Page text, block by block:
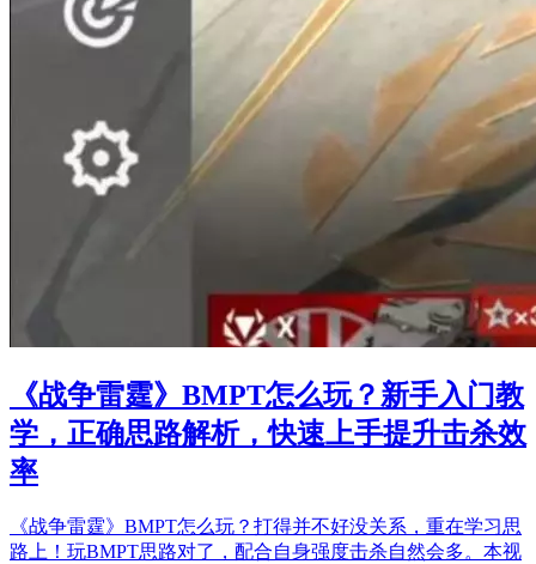
《战争雷霆》BMPT怎么玩？新手入门教
学，正确思路解析，快速上手提升击杀效
率
《战争雷霆》BMPT怎么玩？打得并不好没关系，重在学习思
路上！玩BMPT思路对了，配合自身强度击杀自然会多。本视